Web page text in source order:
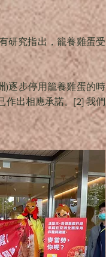
研究指出，籠養雞蛋受
)逐步停用籠養雞蛋的時
作出相應承諾。[2] 我們